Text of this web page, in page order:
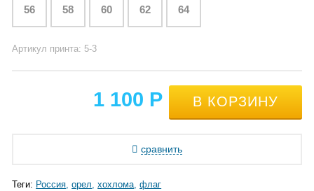
56 58 60 62 64
Артикул принта: 5-3
1 100 Р
сравнить
Теги: Россия орел хохлома флаг